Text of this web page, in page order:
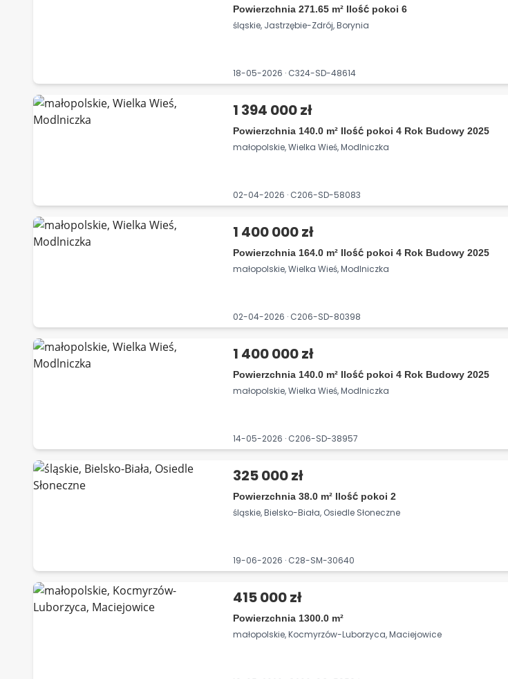
Powierzchnia 271.65 m² Ilość pokoi 6
śląskie, Jastrzębie-Zdrój, Borynia
18-05-2026 · C324-SD-48614
1 394 000 zł
Powierzchnia 140.0 m² Ilość pokoi 4 Rok Budowy 2025
małopolskie, Wielka Wieś, Modlniczka
02-04-2026 · C206-SD-58083
1 400 000 zł
Powierzchnia 164.0 m² Ilość pokoi 4 Rok Budowy 2025
małopolskie, Wielka Wieś, Modlniczka
02-04-2026 · C206-SD-80398
1 400 000 zł
Powierzchnia 140.0 m² Ilość pokoi 4 Rok Budowy 2025
małopolskie, Wielka Wieś, Modlniczka
14-05-2026 · C206-SD-38957
325 000 zł
Powierzchnia 38.0 m² Ilość pokoi 2
śląskie, Bielsko-Biała, Osiedle Słoneczne
19-06-2026 · C28-SM-30640
415 000 zł
Powierzchnia 1300.0 m²
małopolskie, Kocmyrzów-Luborzyca, Maciejowice